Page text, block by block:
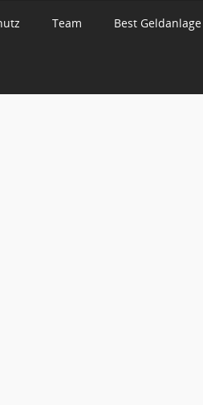
Team Best Geldanlage